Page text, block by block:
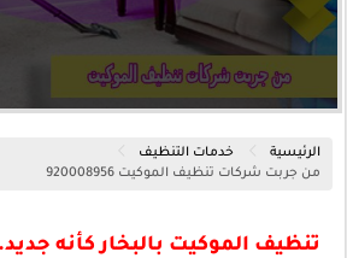
الرئيسية
خدمات التنظيف
من جربت شركات تنظيف الموكيت 920008956
تنظيف الموكيت بالبخار كأنه